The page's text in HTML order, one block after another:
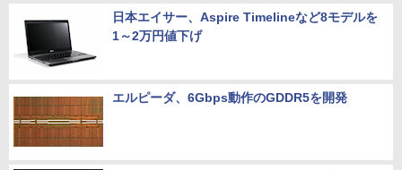
日本エイサー、Aspire Timelineなど8モデルを
1～2万円値下げ
エルピーダ、6Gbps動作のGDDR5を開発